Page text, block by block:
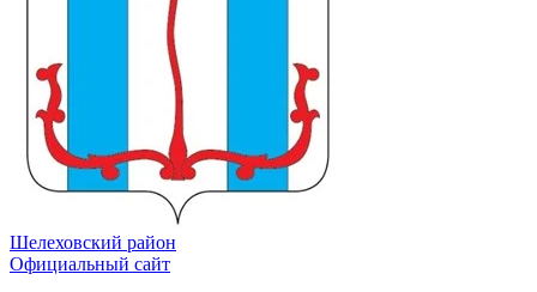
Шелеховский район
Официальный сайт